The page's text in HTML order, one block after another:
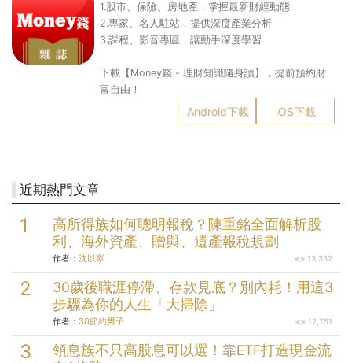
1.股市、保險、房地產，掌握最新財經動態
2.專家、名人駐站，提供深度產業分析
3.課程、影音專區，讓動手深度學習
下載【Money錢 - 理財知識隨身讀】，提前預約財
富自由！
Android下載 iOS下載
近期熱門文章
高所得族如何聰明報稅？陳重銘全面解析股
利、海外資產、贈與、遺產報稅規劃
作者： 沈以寧 13,352
30歲後職涯停滯、存款見底？別內耗！用這3
步驟為你的人生「大掃除」
作者： 30節約男子 12,751
領息族不只高股息可以選！靠ETF打造現金流